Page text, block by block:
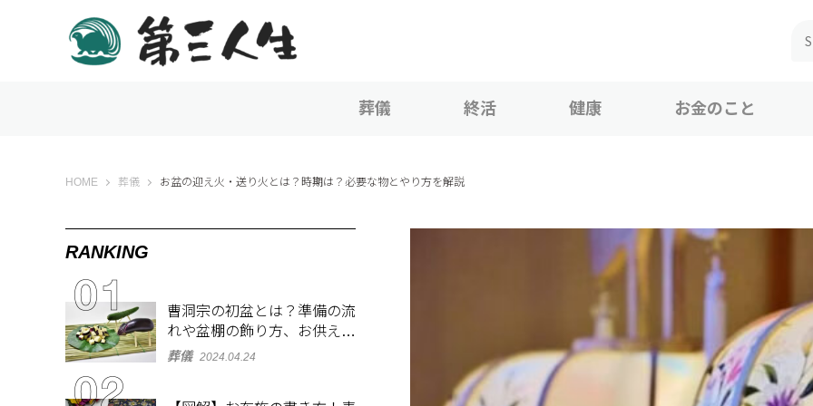
葬儀 終活 健康 お金のこと
HOME 第三人生 〜寄り道の歩き方〜
葬儀 お盆の迎え火・送り火とは？時期は？必要な物とやり方を解説
RANKING
曹洞宗の初盆とは？準備の流
れや盆棚の飾り方、お供え物
を解説
葬儀 2024.04.24